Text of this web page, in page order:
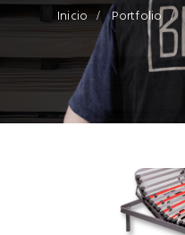
Inicio Portfolio